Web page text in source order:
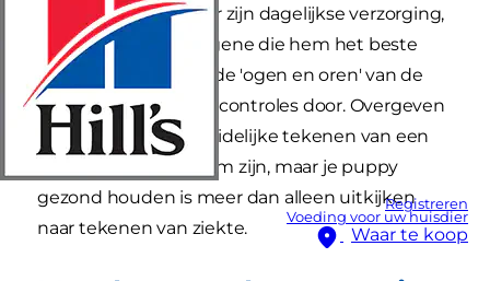
Registreren
Voeding voor uw huisdier
Waar te koop
verantwoordelijk voor zijn dagelijkse verzorging,
maar je bent ook degene die hem het beste
kent. Daarom ben jij de 'ogen en oren' van de
dierenarts tussen de controles door. Overgeven
of diarree kunnen duidelijke tekenen van een
gezondheidsprobleem zijn, maar je puppy
gezond houden is meer dan alleen uitkijken
naar tekenen van ziekte.